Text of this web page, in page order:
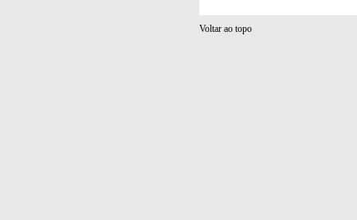
Voltar ao topo